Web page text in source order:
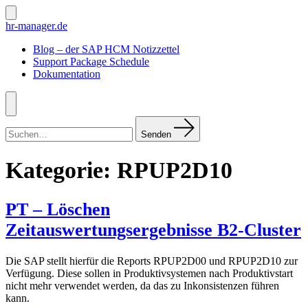
Zum
Inhalt
Suche
ein-/ausblenden
hr-manager.de
Blog – der SAP HCM Notizzettel
Support Package Schedule
Dokumentation
Menü
nach:
Senden
Kategorie: RPUP2D10
PT – Löschen
Zeitauswertungsergebnisse B2-Cluster
Die SAP stellt hierfür die Reports RPUP2D00 und RPUP2D10 zur
Verfügung. Diese sollen in Produktivsystemen nach Produktivstart
nicht mehr verwendet werden, da das zu Inkonsistenzen führen
kann.